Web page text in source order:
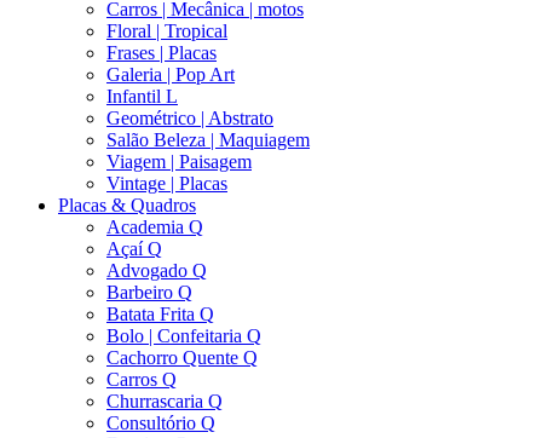
Carros | Mecânica | motos
Floral | Tropical
Frases | Placas
Galeria | Pop Art
Infantil L
Geométrico | Abstrato
Salão Beleza | Maquiagem
Viagem | Paisagem
Vintage | Placas
Placas & Quadros
Academia Q
Açaí Q
Advogado Q
Barbeiro Q
Batata Frita Q
Bolo | Confeitaria Q
Cachorro Quente Q
Carros Q
Churrascaria Q
Consultório Q